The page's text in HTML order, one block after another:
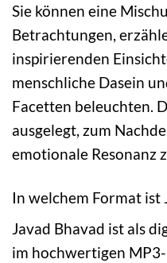
Sie können eine
Betrachtungen,
inspirierenden
menschliche Dasein
Facetten beleuchten.
ausgelegt, zum
emotionale Resonanz
In welchem Format ist
Javad Bhavad ist als
im hochwertigen